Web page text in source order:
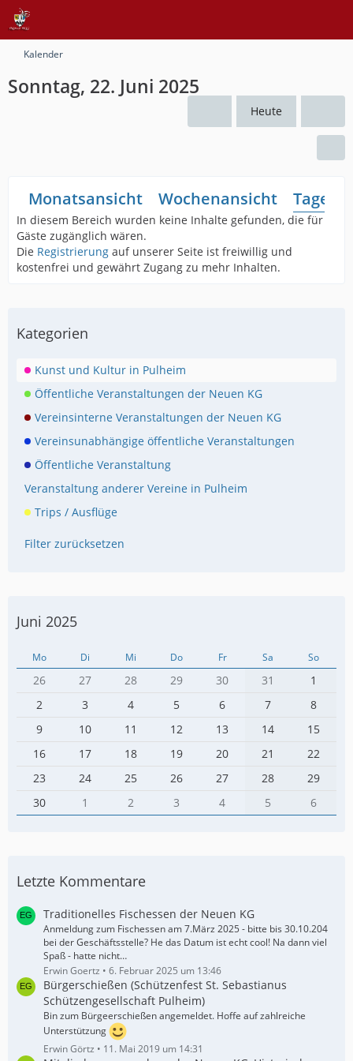
Kalender
Sonntag, 22. Juni 2025
Heute
Monatsansicht Wochenansicht
In diesem Bereich wurden keine Inhalte gefunden, die für
Gäste zugänglich wären.
Die Registrierung auf unserer Seite ist freiwillig und
kostenfrei und gewährt Zugang zu mehr Inhalten.
Kategorien
Kunst und Kultur in Pulheim
Öffentliche Veranstaltungen der Neuen KG
Vereinsinterne Veranstaltungen der Neuen KG
Vereinsunabhängige öffentliche Veranstaltungen
Öffentliche Veranstaltung
Veranstaltung anderer Vereine in Pulheim
Trips / Ausflüge
Filter zurücksetzen
Juni 2025
Mo Di Mi Do Fr Sa So
26 27 28 29 30 31
1
2
3 4 5 6 7
8
9
10 11 12 13 14
15
16
17 18 19 20 21
22
23
24 25 26 27 28
29
30
1 2 3 4 5 6
Letzte Kommentare
Traditionelles Fischessen der Neuen KG
Anmeldung zum Fischessen am 7.März 2025 - bitte bis 30.10.204
bei der Geschäftsstelle? He das Datum ist echt cool! Na dann viel
Spaß - hatte nicht…
Erwin Goertz
6. Februar 2025 um 13:46
Bürgerschießen (Schützenfest St. Sebastianus
Schützengesellschaft Pulheim)
Bin zum Bürgeerschießen angemeldet. Hoffe auf zahlreiche
Unterstützung
Erwin Görtz
11. Mai 2019 um 14:31